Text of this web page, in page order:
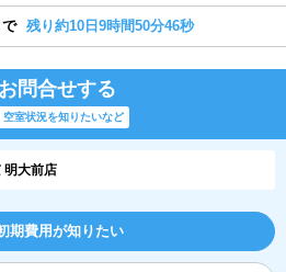
残り約10日9時間50分45秒
問合せする
空室状況を知りたいなど
明大前店
期費用が知りたい